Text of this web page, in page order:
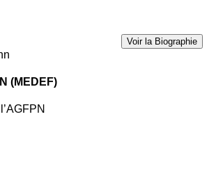
Voir la Biographie
(MEDEF)